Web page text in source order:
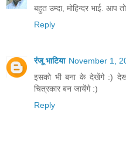
बहुत उम्दा, मोहिन्दर भाई. आप
Reply
रंजू भाटिया November 1,
इसको भी बना के देखेंगे :)
चित्रकार बन जायेंगे :)
Reply